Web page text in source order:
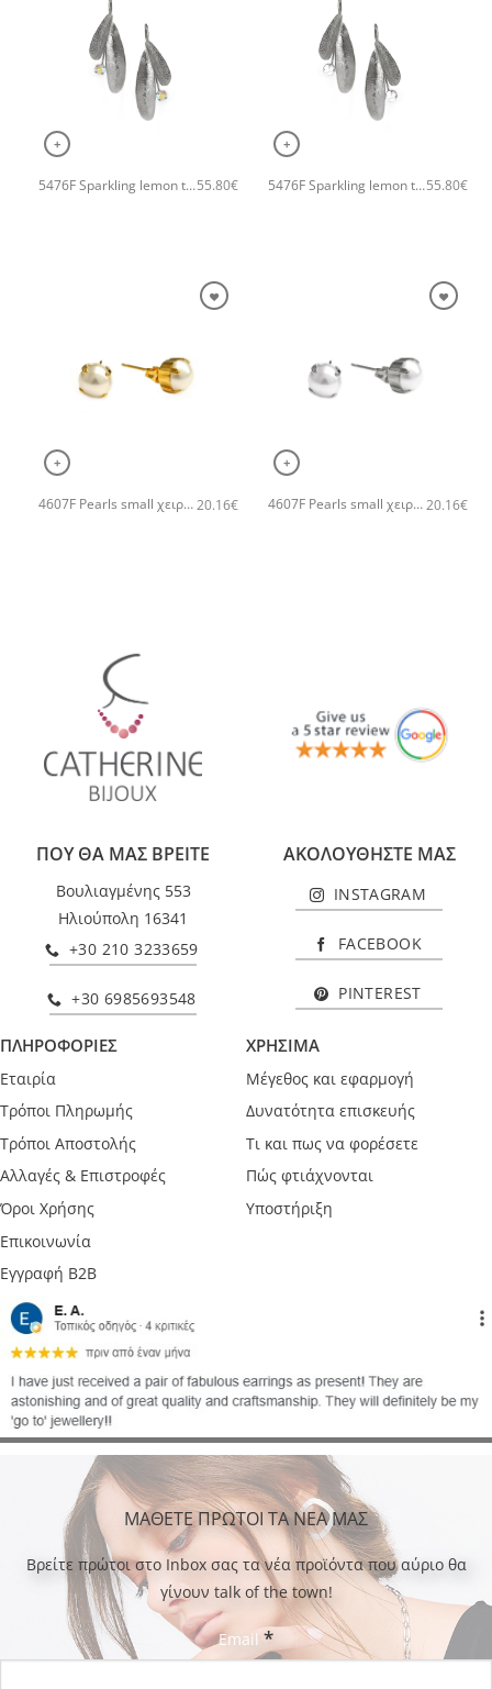
+
5476F Sparkling lemon tree χειροποίητα σκουλαρίκια Catherine bijoux Γκρι55.80€
+
5476F Sparkling lemon tree χειροποίητα σκουλαρίκια Catherine bijoux Ασημί55.80€
+
4607F Pearls small χειροποίητα σκουλαρίκια Catherine bijoux Χρυσό20.16€
+
4607F Pearls small χειροποίητα σκουλαρίκια Catherine bijoux Ασημί20.16€
ΠΟΥ ΘΑ ΜΑΣ ΒΡΕΙΤΕ
Βουλιαγμένης 553
Ηλιούπολη 16341
+30 210 3233659
+30 6985693548
ΑΚΟΛΟΥΘΗΣΤΕ ΜΑΣ
INSTAGRAM
FACEBOOK
PINTEREST
ΠΛΗΡΟΦΟΡΙΕΣ
Εταιρία
Τρόποι Πληρωμής
Τρόποι Αποστολής
Αλλαγές & Επιστροφές
Όροι Χρήσης
Επικοινωνία
Εγγραφή B2B
ΧΡΗΣΙΜΑ
Μέγεθος και εφαρμογή
Δυνατότητα επισκευής
Τι και πως να φορέσετε
Πώς φτιάχνονται
Υποστήριξη
ΜΑΘΕΤΕ ΠΡΩΤΟΙ ΤΑ ΝΕΑ ΜΑΣ
Bρείτε πρώτοι στο Inbox σας τα νέα προϊόντα που αύριο θα
γίνουν talk of the town!
Email *